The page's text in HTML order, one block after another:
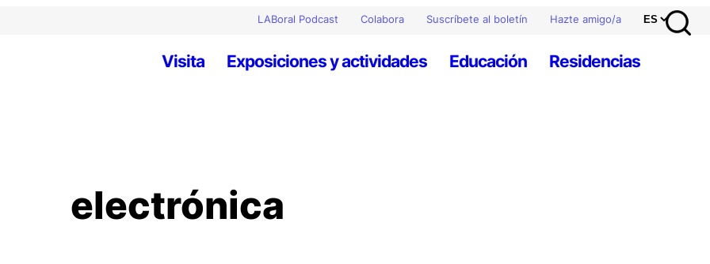
LABoral Podcast Colabora Suscríbete al boletín Hazte amigo/a
Visita Exposiciones y actividades Educación Residencias
electrónica